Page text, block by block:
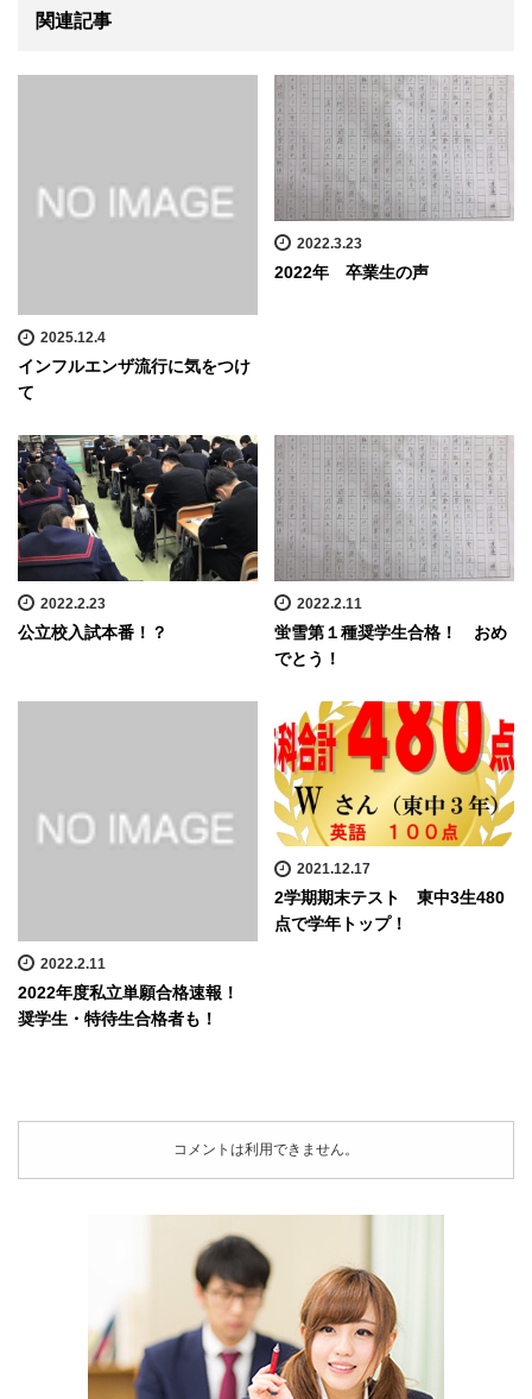
関連記事
2025.12.4
インフルエンザ流行に気をつけ
て
2022.3.23
2022年 卒業生の声
2022.2.23
公立校入試本番！？
2022.2.11
蛍雪第１種奨学生合格！ おめ
でとう！
2022.2.11
2022年度私立単願合格速報！
奨学生・特待生合格者も！
2021.12.17
2学期期末テスト 東中3生480
点で学年トップ！
コメントは利用できません。